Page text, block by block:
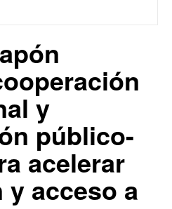
y
público-
acelerar
acceso a